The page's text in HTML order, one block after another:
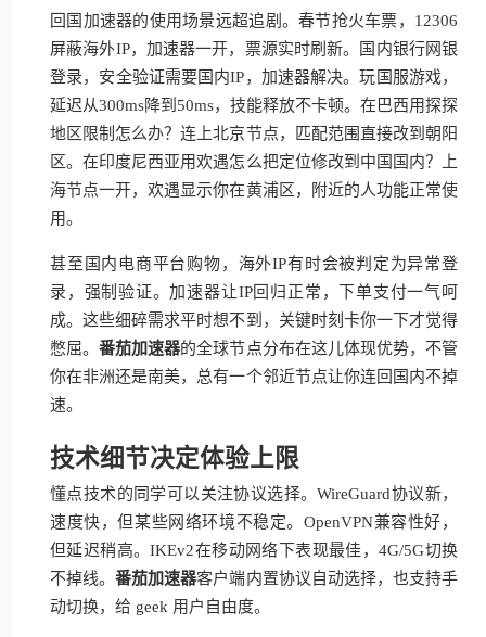
回国加速器的使用场景远超追剧。春节抢火车票，12306
屏蔽海外IP，加速器一开，票源实时刷新。国内银行网银
登录，安全验证需要国内IP，加速器解决。玩国服游戏，
延迟从300ms降到50ms，技能释放不卡顿。在巴西用探探
地区限制怎么办？连上北京节点，匹配范围直接改到朝阳
区。在印度尼西亚用欢遇怎么把定位修改到中国国内？上
海节点一开，欢遇显示你在黄浦区，附近的人功能正常使
用。
甚至国内电商平台购物，海外IP有时会被判定为异常登
录，强制验证。加速器让IP回归正常，下单支付一气呵
成。这些细碎需求平时想不到，关键时刻卡你一下才觉得
憋屈。番茄加速器的全球节点分布在这儿体现优势，不管
你在非洲还是南美，总有一个邻近节点让你连回国内不掉
速。
技术细节决定体验上限
懂点技术的同学可以关注协议选择。WireGuard协议新，
速度快，但某些网络环境不稳定。OpenVPN兼容性好，
但延迟稍高。IKEv2在移动网络下表现最佳，4G/5G切换
不掉线。番茄加速器客户端内置协议自动选择，也支持手
动切换，给 geek 用户自由度。